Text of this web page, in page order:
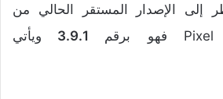
إلى الإصدار المستقر الحالي من
3.9.1
ويأتي